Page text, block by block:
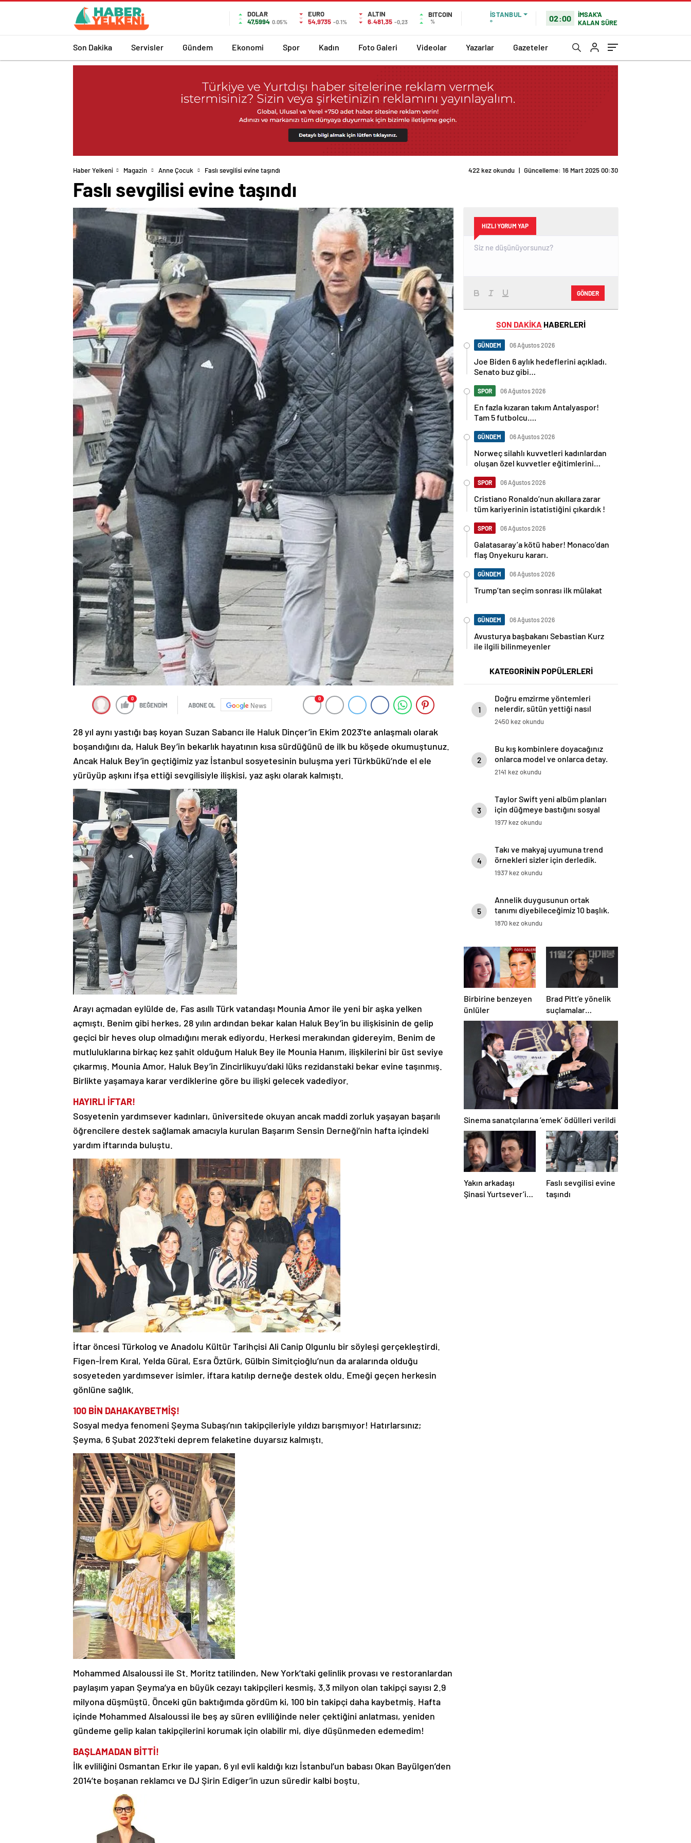
DOLAR
47,5994 0.05%
EURO
54,9735 -0.1%
ALTIN
6.481,35 -0,23
BITCOIN
%
İSTANBUL
°
02:00
İMSAK'A
KALAN SÜRE
Son Dakika Servisler Gündem Ekonomi Spor Kadın Foto Galeri Videolar Yazarlar Gazeteler
Haber Yelkeni Magazin Anne Çocuk Faslı sevgilisi evine taşındı 422 kez okundu | Güncelleme: 16 Mart 2025 00:30
Faslı sevgilisi evine taşındı
0
BEĞENDİM ABONE OL News
0
28 yıl aynı yastığı baş koyan Suzan Sabancı ile Haluk Dinçer’in Ekim 2023’te anlaşmalı olarak
boşandığını da, Haluk Bey’in bekarlık hayatının kısa sürdüğünü de ilk bu köşede okumuştunuz.
Ancak Haluk Bey’in geçtiğimiz yaz İstanbul sosyetesinin buluşma yeri Türkbükü’nde el ele
yürüyüp aşkını ifşa ettiği sevgilisiyle ilişkisi, yaz aşkı olarak kalmıştı.
Arayı açmadan eylülde de, Fas asıllı Türk vatandaşı Mounia Amor ile yeni bir aşka yelken
açmıştı. Benim gibi herkes, 28 yılın ardından bekar kalan Haluk Bey’in bu ilişkisinin de gelip
geçici bir heves olup olmadığını merak ediyordu. Herkesi merakından gidereyim. Benim de
mutluluklarına birkaç kez şahit olduğum Haluk Bey ile Mounia Hanım, ilişkilerini bir üst seviye
çıkarmış. Mounia Amor, Haluk Bey’in Zincirlikuyu’daki lüks rezidanstaki bekar evine taşınmış.
Birlikte yaşamaya karar verdiklerine göre bu ilişki gelecek vadediyor.
HAYIRLI İFTAR!
Sosyetenin yardımsever kadınları, üniversitede okuyan ancak maddi zorluk yaşayan başarılı
öğrencilere destek sağlamak amacıyla kurulan Başarım Sensin Derneği’nin hafta içindeki
yardım iftarında buluştu.
İftar öncesi Türkolog ve Anadolu Kültür Tarihçisi Ali Canip Olgunlu bir söyleşi gerçekleştirdi.
Figen-İrem Kıral, Yelda Güral, Esra Öztürk, Gülbin Simitçioğlu’nun da aralarında olduğu
sosyeteden yardımsever isimler, iftara katılıp derneğe destek oldu. Emeği geçen herkesin
gönlüne sağlık.
100 BİN DAHAKAYBETMİŞ!
Sosyal medya fenomeni Şeyma Subaşı’nın takipçileriyle yıldızı barışmıyor! Hatırlarsınız;
Şeyma, 6 Şubat 2023’teki deprem felaketine duyarsız kalmıştı.
Mohammed Alsaloussi ile St. Moritz tatilinden, New York’taki gelinlik provası ve restoranlardan
paylaşım yapan Şeyma’ya en büyük cezayı takipçileri kesmiş, 3.3 milyon olan takipçi sayısı 2.9
milyona düşmüştü. Önceki gün baktığımda gördüm ki, 100 bin takipçi daha kaybetmiş. Hafta
içinde Mohammed Alsaloussi ile beş ay süren evliliğinde neler çektiğini anlatması, yeniden
gündeme gelip kalan takipçilerini korumak için olabilir mi, diye düşünmeden edemedim!
BAŞLAMADAN BİTTİ!
İlk evliliğini Osmantan Erkır ile yapan, 6 yıl evli kaldığı kızı İstanbul’un babası Okan Bayülgen’den
2014’te boşanan reklamcı ve DJ Şirin Ediger’in uzun süredir kalbi boştu.
HIZLI YORUM YAP
GÖNDER
SON DAKİKA HABERLERİ
GÜNDEM 06 Ağustos 2026
Joe Biden 6 aylık hedeflerini açıkladı.
Senato buz gibi…
SPOR 06 Ağustos 2026
En fazla kızaran takım Antalyaspor!
Tam 5 futbolcu….
GÜNDEM 06 Ağustos 2026
Norweç silahlı kuvvetleri kadınlardan
oluşan özel kuvvetler eğitimlerini
SPOR 06 Ağustos 2026
Cristiano Ronaldo’nun akıllara zarar
tüm kariyerinin istatistiğini çıkardık !
SPOR 06 Ağustos 2026
Galatasaray’a kötü haber! Monaco’dan
flaş Onyekuru kararı.
GÜNDEM 06 Ağustos 2026
Trump’tan seçim sonrası ilk mülakat
GÜNDEM 06 Ağustos 2026
Avusturya başbakanı Sebastian Kurz
ile ilgili bilinmeyenler
KATEGORİNİN POPÜLERLERİ
1
Doğru emzirme yöntemleri
nelerdir, sütün yettiği nasıl
anlaşılır?
2450 kez okundu
2
Bu kış kombinlere doyacağınız
onlarca model ve onlarca detay.
2141 kez okundu
3
Taylor Swift yeni albüm planları
için düğmeye bastığını sosyal
medyadan duyurdu!
1977 kez okundu
4
Takı ve makyaj uyumuna trend
örnekleri sizler için derledik.
1937 kez okundu
5
Annelik duygusunun ortak
tanımı diyebileceğimiz 10 başlık.
1870 kez okundu
Birbirine benzeyen
ünlüler
Brad Pitt’e yönelik
suçlamalar
düşürüldü
Sinema sanatçılarına ’emek’ ödülleri verildi
Yakın arkadaşı
Şinasi Yurtsever’in
Faslı sevgilisi evine
taşındı